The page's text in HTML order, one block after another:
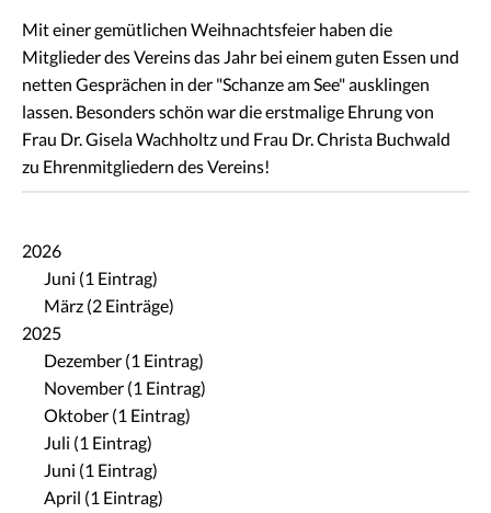
Mit einer gemütlichen Weihnachtsfeier haben die
Mitglieder des Vereins das Jahr bei einem guten Essen und
netten Gesprächen in der "Schanze am See" ausklingen
lassen. Besonders schön war die erstmalige Ehrung von
Frau Dr. Gisela Wachholtz und Frau Dr. Christa Buchwald
zu Ehrenmitgliedern des Vereins!
2026
Juni (1 Eintrag)
März (2 Einträge)
2025
Dezember (1 Eintrag)
November (1 Eintrag)
Oktober (1 Eintrag)
Juli (1 Eintrag)
Juni (1 Eintrag)
April (1 Eintrag)